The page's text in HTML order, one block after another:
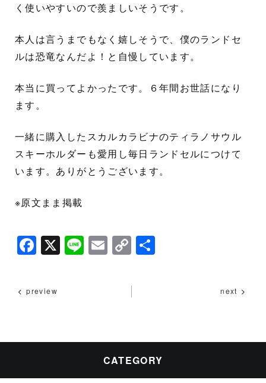
く使いやすいので羨ましいそうです。
本人は言うまでもなく嬉しそうで、僕のランドセ
ルは恐竜なんだよ！と自慢しています。
本当に買ってよかったです。６年間お世話になり
ます。
一緒に購入したスカルカラビナのティラノサウル
スキーホルダーも愛用し毎日ランドセルにつけて
います。ありがとうございます。
※原文まま掲載
F
a
c
e
o
X Li
n
E
m
C
o
p
y
n
k
preview next
CATEGORY